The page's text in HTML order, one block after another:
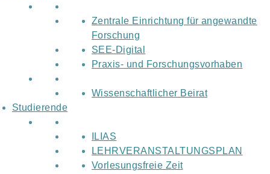
Zentrale Einrichtung für angewandte
Forschung
SEE-Digital
Praxis- und Forschungsvorhaben
Wissenschaftlicher Beirat
Studierende
ILIAS
LEHRVERANSTALTUNGSPLAN
Vorlesungsfreie Zeit